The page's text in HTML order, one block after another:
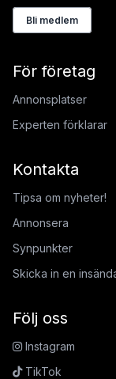
Bli medlem
För företag
Annonsplatser
Experten förklarar
Kontakta
Tipsa om nyheter!
Annonsera
Synpunkter
Skicka in en
Följ oss
Instagram
TikTok